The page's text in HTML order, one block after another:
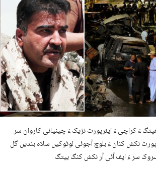
ءَ کراچی ءَ ایئرپورٹ نزیک ءَ چینیانی کاروان سر
نکش کنان ءَ بلوچ آجوئی لوٹوکیں سلاہ بندیں گل